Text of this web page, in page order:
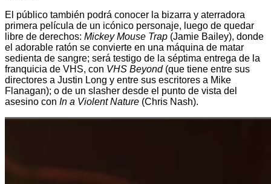
El público también podrá conocer la bizarra y aterradora
primera película de un icónico personaje, luego de quedar
libre de derechos: Mickey Mouse Trap (Jamie Bailey), donde
el adorable ratón se convierte en una máquina de matar
sedienta de sangre; será testigo de la séptima entrega de la
franquicia de VHS, con VHS Beyond(que tiene entre sus
directores a Justin Long y entre sus escritores a Mike
Flanagan); o de un slasher desde el punto de vista del
asesino con In a Violent Nature (Chris Nash).